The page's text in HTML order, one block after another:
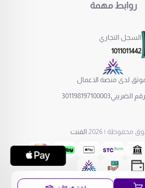
روابط مهمة
السجل التجاري
1011011442
لدى منصة الاعمال
الضريبي301198197100003
محفوظة | 2026 الفنت